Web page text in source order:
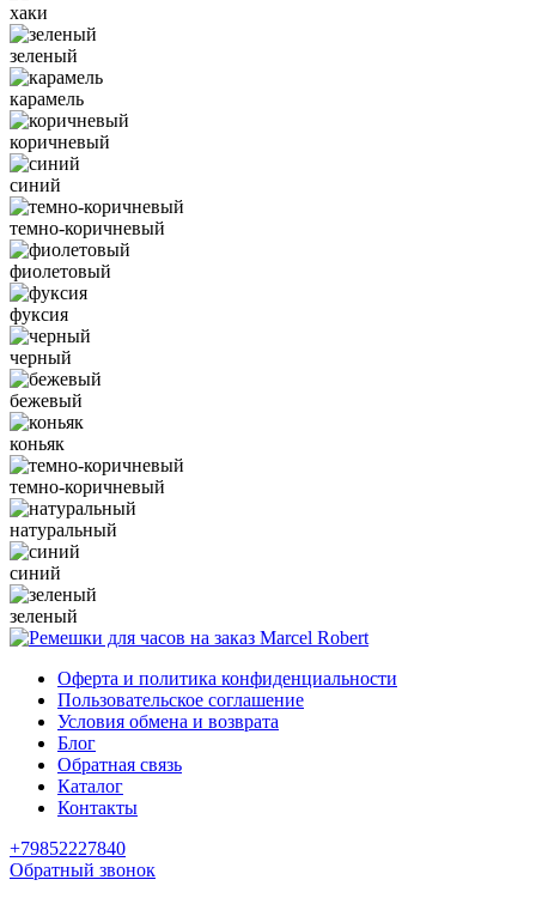
хаки
зеленый
карамель
коричневый
синий
темно-коричневый
фиолетовый
фуксия
черный
бежевый
коньяк
темно-коричневый
натуральный
синий
зеленый
Оферта и политика конфиденциальности
Пользовательское соглашение
Условия обмена и возврата
Блог
Обратная связь
Каталог
Контакты
+79852227840
Обратный звонок